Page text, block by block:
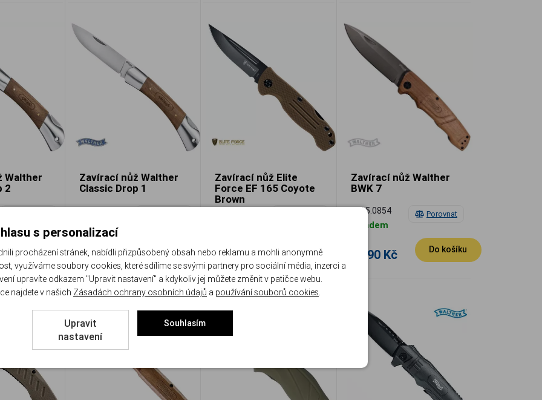
Walther
2
Do košíku
Zavírací nůž Walther
Classic Drop 1
UM 5.2053
Skladem
760 Kč Do košíku
Zavírací nůž Elite
Force EF 165 Coyote
Brown
UM 5.0975
510 Kč Do košíku
Porovnat
Zavírací nůž Walther
BWK 7
UM 5.0854
Skladem
1 090 Kč Do košíku
s personalizací
procházení stránek, nabídli přizpůsobený obsah nebo reklamu a mohli anonymně
využíváme soubory cookies, které sdílíme se svými partnery pro sociální média, inzerci a
upravíte odkazem "Upravit nastavení" a kdykoliv jej můžete změnit v patičce webu.
najdete v našich Zásadách ochrany osobních údajů a používání souborů cookies.
Upravit
nastavení
Souhlasím